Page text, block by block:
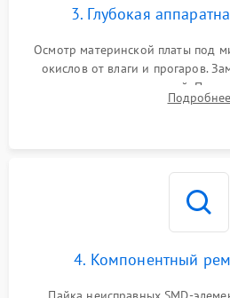
3. Глубокая
Осмотр материнской платы под
окислов от влаги и прогаров.
дежурных напряжений.
мультиконтроллера,Подробнее
4. Компонентный